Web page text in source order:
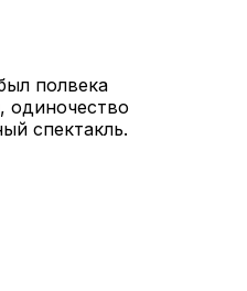
полвека
одиночество
спектакль.